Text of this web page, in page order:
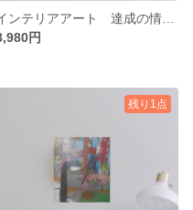
円
残り1点